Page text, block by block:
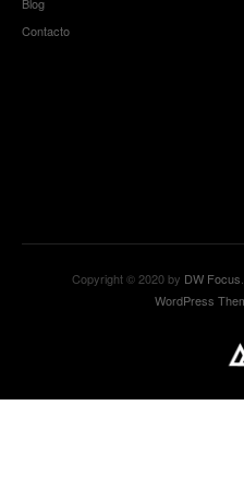
Contacto
Copyright © 2020 by DW Focus
WordPress